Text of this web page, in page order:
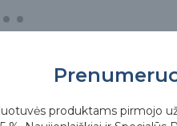
Apie mus
produktams pirmojo